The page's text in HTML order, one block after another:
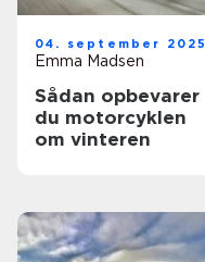
04. september 2025
Emma Madsen
Sådan opbevarer
du motorcyklen
om vinteren